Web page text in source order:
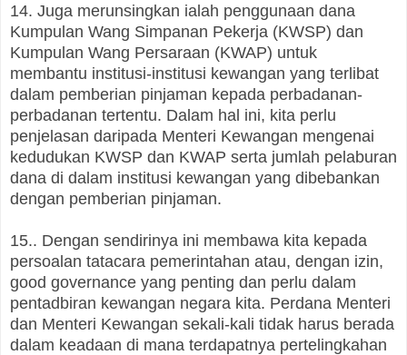
14. Juga merunsingkan ialah penggunaan dana
Kumpulan Wang Simpanan Pekerja (KWSP) dan
Kumpulan Wang Persaraan (KWAP) untuk
membantu institusi-institusi kewangan yang terlibat
dalam pemberian pinjaman kepada perbadanan-
perbadanan tertentu. Dalam hal ini, kita perlu
penjelasan daripada Menteri Kewangan mengenai
kedudukan KWSP dan KWAP serta jumlah pelaburan
dana di dalam institusi kewangan yang dibebankan
dengan pemberian pinjaman.
15.. Dengan sendirinya ini membawa kita kepada
persoalan tatacara pemerintahan atau, dengan izin,
good governance yang penting dan perlu dalam
pentadbiran kewangan negara kita. Perdana Menteri
dan Menteri Kewangan sekali-kali tidak harus berada
dalam keadaan di mana terdapatnya pertelingkahan